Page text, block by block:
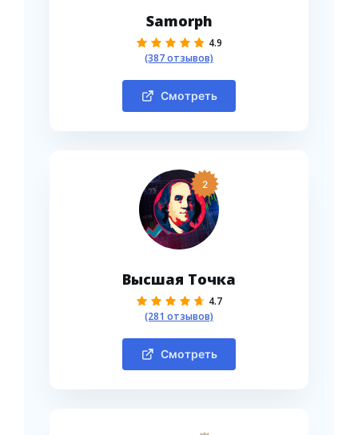
Samorph
4.9
(387 отзывов)
Смотреть
2
Высшая Точка
4.7
(281 отзывов)
Смотреть